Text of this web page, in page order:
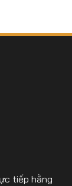
tiếp hằng